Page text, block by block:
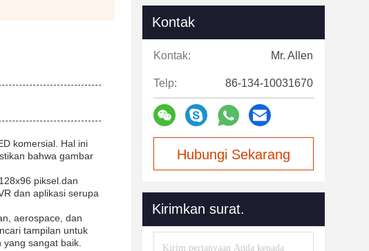
komersial. Hal ini
bahwa gambar
piksel.dan
dan aplikasi serupa
aerospace, dan
tampilan untuk
sangat baik.
Kontak
Kontak: Mr. Allen
Telp: 86-134-10031670
Hubungi Sekarang
Kirimkan surat.